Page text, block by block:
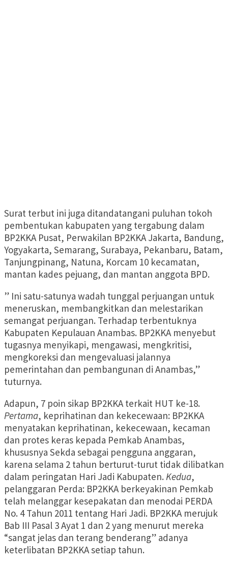
Surat terbut ini juga ditandatangani puluhan tokoh
pembentukan kabupaten yang tergabung dalam
BP2KKA Pusat, Perwakilan BP2KKA Jakarta, Bandung,
Yogyakarta, Semarang, Surabaya, Pekanbaru, Batam,
Tanjungpinang, Natuna, Korcam 10 kecamatan,
mantan kades pejuang, dan mantan anggota BPD.
” Ini satu-satunya wadah tunggal perjuangan untuk
meneruskan, membangkitkan dan melestarikan
semangat perjuangan. Terhadap terbentuknya
Kabupaten Kepulauan Anambas. BP2KKA menyebut
tugasnya menyikapi, mengawasi, mengkritisi,
mengkoreksi dan mengevaluasi jalannya
pemerintahan dan pembangunan di Anambas,”
tuturnya.
Adapun, 7 poin sikap BP2KKA terkait HUT ke-18.
Pertama, keprihatinan dan kekecewaan: BP2KKA
menyatakan keprihatinan, kekecewaan, kecaman
dan protes keras kepada Pemkab Anambas,
khususnya Sekda sebagai pengguna anggaran,
karena selama 2 tahun berturut-turut tidak dilibatkan
dalam peringatan Hari Jadi Kabupaten. Kedua,
pelanggaran Perda: BP2KKA berkeyakinan Pemkab
telah melanggar kesepakatan dan menodai PERDA
No. 4 Tahun 2011 tentang Hari Jadi. BP2KKA merujuk
Bab III Pasal 3 Ayat 1 dan 2 yang menurut mereka
“sangat jelas dan terang benderang” adanya
keterlibatan BP2KKA setiap tahun.